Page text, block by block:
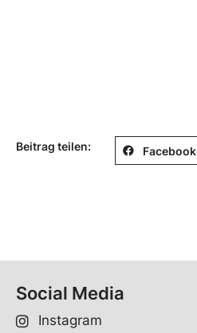
Beitrag teilen: Facebook
Social Media
Instagram